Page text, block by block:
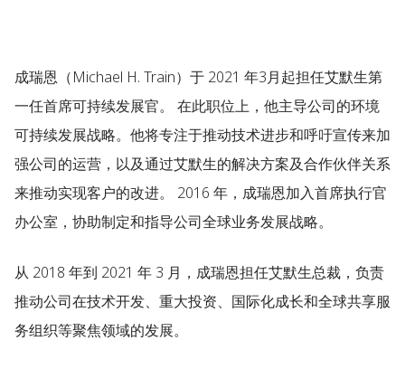
成瑞恩（Michael H. Train）于 2021 年3月起担任艾默生第
一任首席可持续发展官。 在此职位上，他主导公司的环境
可持续发展战略。他将专注于推动技术进步和呼吁宣传来加
强公司的运营，以及通过艾默生的解决方案及合作伙伴关系
来推动实现客户的改进。 2016 年，成瑞恩加入首席执行官
办公室，协助制定和指导公司全球业务发展战略。
从 2018 年到 2021 年 3 月，成瑞恩担任艾默生总裁，负责
推动公司在技术开发、重大投资、国际化成长和全球共享服
务组织等聚焦领域的发展。